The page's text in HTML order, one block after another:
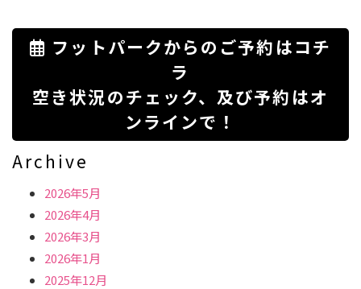
フットパークからのご予約はコチ
ラ
空き状況のチェック、及び予約はオ
ンラインで！
Archive
2026年5月
2026年4月
2026年3月
2026年1月
2025年12月